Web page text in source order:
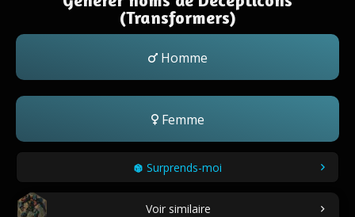
(Transformers)
Homme
Femme
Surprends-moi
Voir similaire